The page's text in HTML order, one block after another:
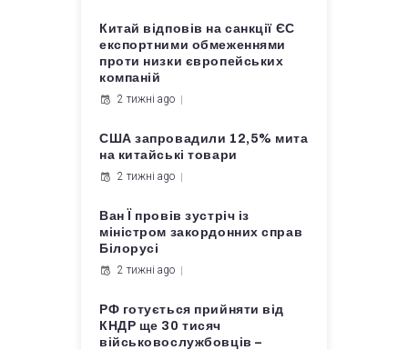
Китай відповів на санкції ЄС
експортними обмеженнями
проти низки європейських
компаній
2 тижні ago
США запровадили 12,5% мита
на китайські товари
2 тижні ago
Ван Ї провів зустріч із
міністром закордонних справ
Білорусі
2 тижні ago
РФ готується прийняти від
КНДР ще 30 тисяч
військовослужбовців –